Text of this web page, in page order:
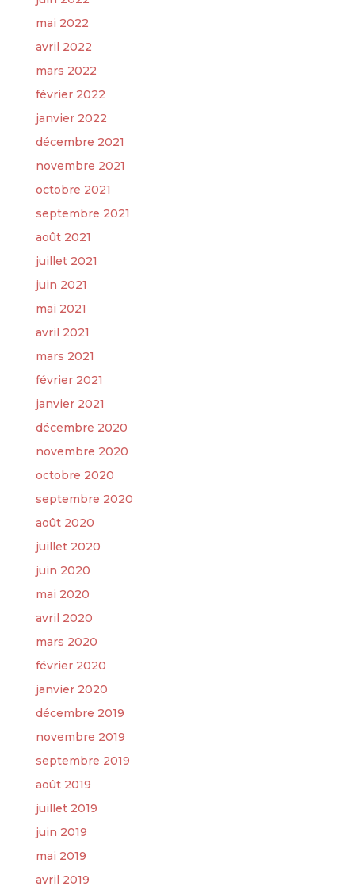
mai 2022
avril 2022
mars 2022
février 2022
janvier 2022
décembre 2021
novembre 2021
octobre 2021
septembre 2021
août 2021
juillet 2021
juin 2021
mai 2021
avril 2021
mars 2021
février 2021
janvier 2021
décembre 2020
novembre 2020
octobre 2020
septembre 2020
août 2020
juillet 2020
juin 2020
mai 2020
avril 2020
mars 2020
février 2020
janvier 2020
décembre 2019
novembre 2019
septembre 2019
août 2019
juillet 2019
juin 2019
mai 2019
avril 2019